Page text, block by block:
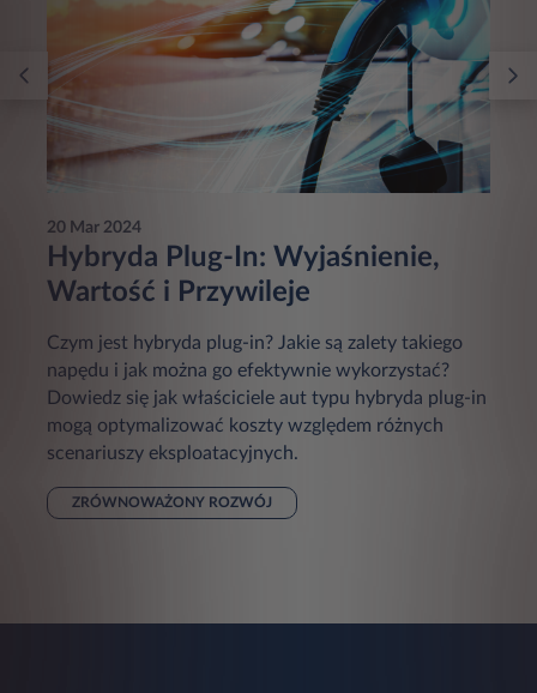
20 Mar 2024
Hybryda Plug-In: Wyjaśnienie,
Wartość i Przywileje
Czym jest hybryda plug-in? Jakie są zalety takiego
napędu i jak można go efektywnie wykorzystać?
Dowiedz się jak właściciele aut typu hybryda plug-in
mogą optymalizować koszty względem różnych
scenariuszy eksploatacyjnych.
ZRÓWNOWAŻONY ROZWÓJ